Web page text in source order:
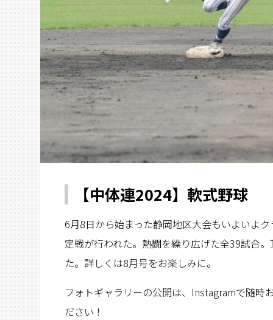
【中体連2024】軟式野球
6月8日から始まった静岡地区大会もいよいよ
定戦が行われた。熱闘を繰り広げた全39試合
た。詳しくは8月号をお楽しみに。
フォトギャラリーの公開は、Instagramで随時
ださい！